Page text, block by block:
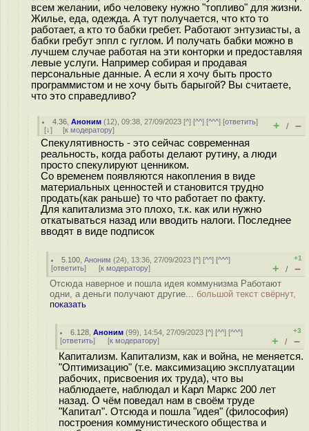
всем желании, ибо человеку нужно "топливо" для жизни.
Жилье, еда, одежда. А тут получается, что кто то
работает, а кто то бабки гребет. Работают энтузиасты, а
бабки гребут эппл с гуглом. И получать бабки можно в
лучшем случае работая на эти конторки и предоставляя
левые услуги. Например собирая и продавая
персональные данные. А если я хочу быть просто
программистом и не хочу быть барыгой? Вы считаете,
что это справедливо?
4.36 ,Аноним (12), 09:38, 27/09/2023 [^] [^^] [^^^] [ответить]
[↓] [к модератору] + / –
Спекулятивность - это сейчас современная
реальность, когда работы делают рутину, а люди
просто спекулируют ценником.
Со временем появляются накопления в виде
материальных ценностей и становится трудно
продать(как раньше) то что работает по факту.
Для капитализма это плохо, т.к. как или нужно
откатываться назад или вводить налоги. Последнее
вводят в виде подписок
5.100 ,Аноним (24), 13:36, 27/09/2023 [^] [^^] [^^^]
[ответить] [к модератору]
+1
+ / –
Отсюда наверное и пошла идея коммунизма Работают
одни, а деньги получают другие... большой текст свёрнут,
показать
6.128 ,Аноним (99), 14:54, 27/09/2023 [^] [^^] [^^^]
[ответить] [к модератору]
+3
+ / –
Капитализм. Капитализм, как и война, не меняется.
"Оптимизацию" (т.е. максимизацию эксплуатации
рабочих, присвоения их труда), что вы
наблюдаете, наблюдал и Карл Маркс 200 лет
назад. О чём поведал нам в своём труде
"Капитал". Отсюда и пошла "идея" (философия)
построения коммунистического общества и